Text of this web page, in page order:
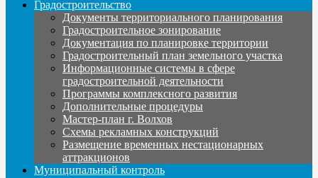
Градостроительство
Документы территориального планирования
Градостроительное зонирование
Документация по планировке территории
Градостроительный план земельного участка
Информационные системы в сфере
градостроительной деятельности
Программы комплексного развития
Дополнительные процедуры
Мастер-план г. Волхов
Схемы рекламных конструкций
Размещение временных нестационарных
аттракционов
Муниципальный контроль